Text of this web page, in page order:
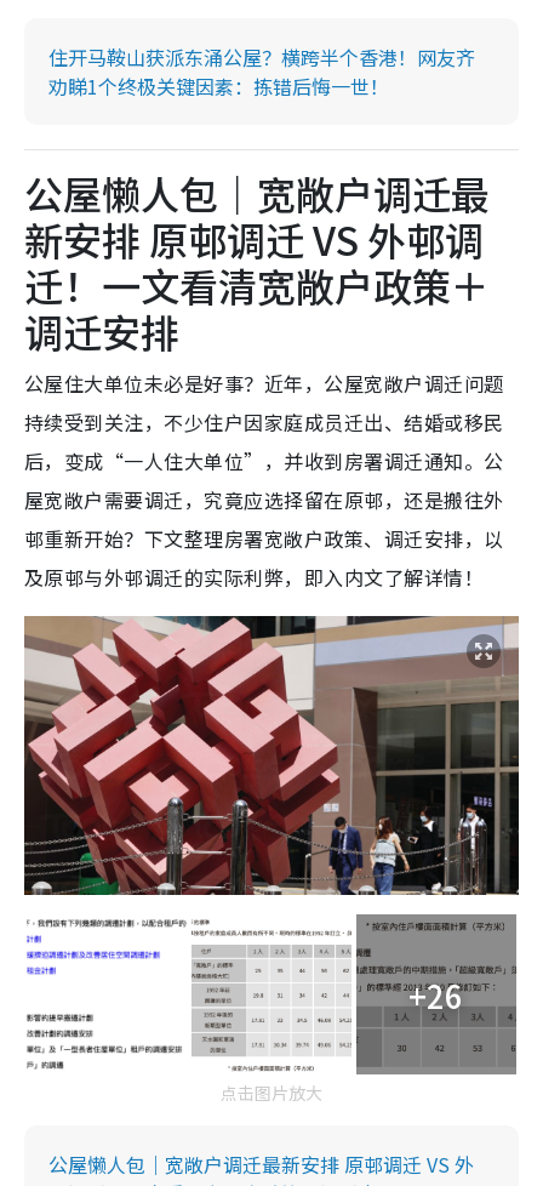
住开马鞍山获派东涌公屋？横跨半个香港！网友齐
劝睇1个终极关键因素：拣错后悔一世！
公屋懒人包｜宽敞户调迁最
新安排 原邨调迁 VS 外邨调
迁！一文看清宽敞户政策＋
调迁安排
公屋住大单位未必是好事？近年，公屋宽敞户调迁问题
持续受到关注，不少住户因家庭成员迁出、结婚或移民
后，变成“一人住大单位”，并收到房署调迁通知。公
屋宽敞户需要调迁，究竟应选择留在原邨，还是搬往外
邨重新开始？下文整理房署宽敞户政策、调迁安排，以
及原邨与外邨调迁的实际利弊，即入内文了解详情！
+26
点击图片放大
公屋懒人包｜宽敞户调迁最新安排 原邨调迁 VS 外